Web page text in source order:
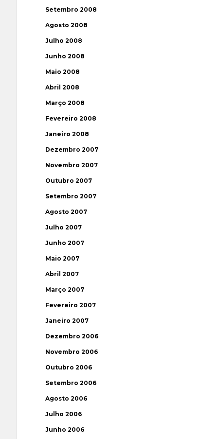
Setembro 2008
Agosto 2008
Julho 2008
Junho 2008
Maio 2008
Abril 2008
Março 2008
Fevereiro 2008
Janeiro 2008
Dezembro 2007
Novembro 2007
Outubro 2007
Setembro 2007
Agosto 2007
Julho 2007
Junho 2007
Maio 2007
Abril 2007
Março 2007
Fevereiro 2007
Janeiro 2007
Dezembro 2006
Novembro 2006
Outubro 2006
Setembro 2006
Agosto 2006
Julho 2006
Junho 2006